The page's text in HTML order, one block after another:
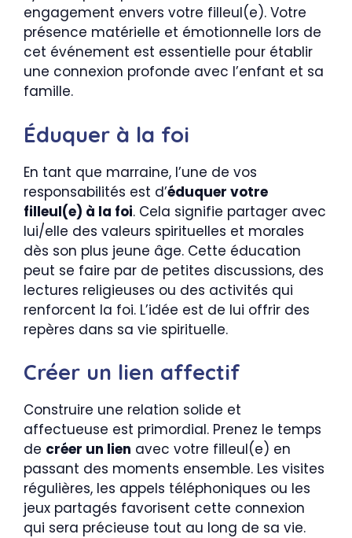
engagement envers votre filleul(e). Votre
présence matérielle et émotionnelle lors de
cet événement est essentielle pour établir
une connexion profonde avec l’enfant et sa
famille.
Éduquer à la foi
En tant que marraine, l’une de vos
responsabilités est d’éduquer votre
filleul(e) à la foi. Cela signifie partager avec
lui/elle des valeurs spirituelles et morales
dès son plus jeune âge. Cette éducation
peut se faire par de petites discussions, des
lectures religieuses ou des activités qui
renforcent la foi. L’idée est de lui offrir des
repères dans sa vie spirituelle.
Créer un lien affectif
Construire une relation solide et
affectueuse est primordial. Prenez le temps
de créer un lien avec votre filleul(e) en
passant des moments ensemble. Les visites
régulières, les appels téléphoniques ou les
jeux partagés favorisent cette connexion
qui sera précieuse tout au long de sa vie.